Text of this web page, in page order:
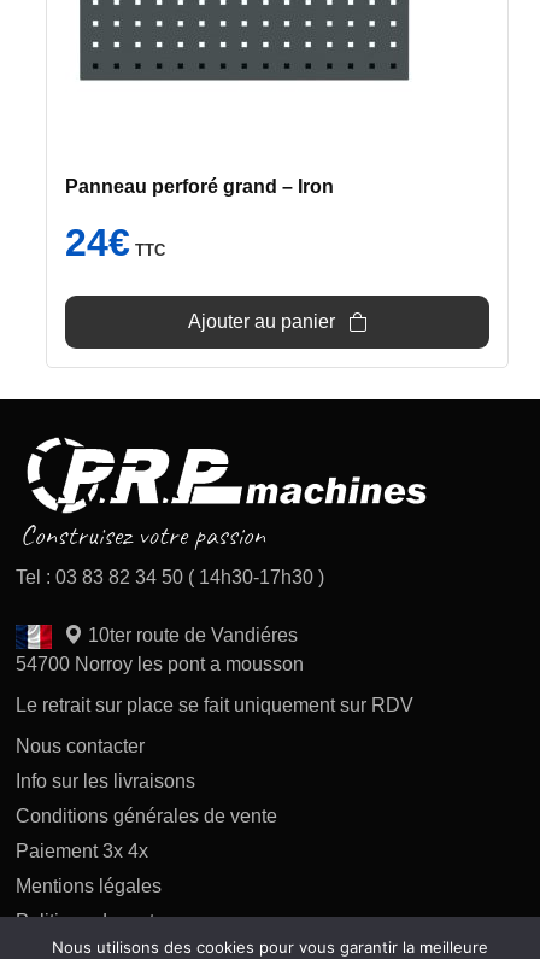
Panneau perforé grand – Iron
24€ TTC
Ajouter au panier
Tel : 03 83 82 34 50 ( 14h30-17h30 )
10ter route de Vandiéres
54700 Norroy les pont a mousson
Le retrait sur place se fait uniquement sur RDV
Nous contacter
Info sur les livraisons
Conditions générales de vente
Paiement 3x 4x
Mentions légales
Politique des retours
Nous utilisons des cookies pour vous garantir la meilleure